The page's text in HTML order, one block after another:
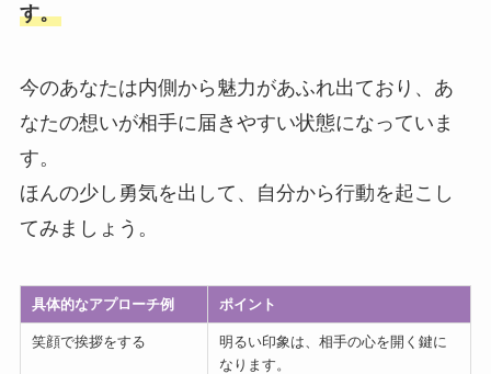
す。
今のあなたは内側から魅力があふれ出ており、あ
なたの想いが相手に届きやすい状態になっていま
す。
ほんの少し勇気を出して、自分から行動を起こし
てみましょう。
具体的なアプローチ例 ポイント
笑顔で挨拶をする
明るい印象は、相手の心を開く鍵に
なります。